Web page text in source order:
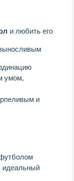
и любить его
умом,
и
идеальный